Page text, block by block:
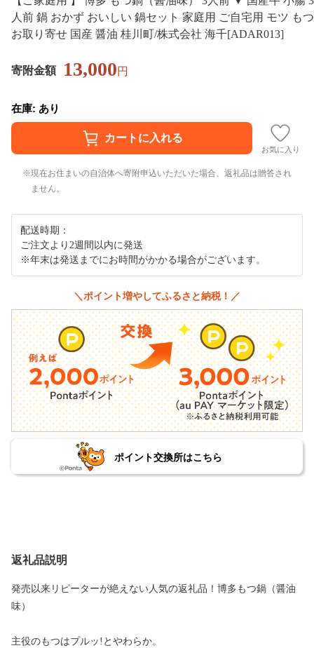
人前 鍋 おかず おいしい 鍋セット 家庭用 ご自宅用 モツ もつ
お取り寄せ 国産 醤油 桂川町/株式会社 海千[ADAR013]
寄附金額 13,000円
在庫: あり
お気に入り
現在お住まいの自治体へ寄附申込いただいた場合、返礼品は贈答され
ません。
配送時期：
ご注文より2週間以内に発送
※年末は発送までにお時間がかかる場合がございます。
＼ポイント増やしてふるさと納税！／
ポイント交換所はこちら
返礼品説明
発売以来リピーターが絶えない人気の返礼品！博多もつ鍋（醤油
味）
主役のもつはプルッ!とやわらか。